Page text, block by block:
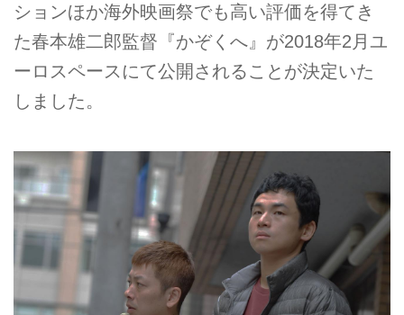
ションほか海外映画祭でも高い評価を得てき
た春本雄二郎監督『かぞくへ』が2018年2月ユ
ーロスペースにて公開されることが決定いた
しました。